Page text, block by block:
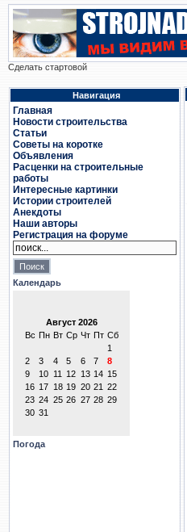
Сделать стартовой
Навигация
Главная
Новости строительства
Статьи
Советы на коротке
Объявления
Расценки на строительные
работы
Интересные картинки
Истории строителей
Анекдоты
Наши авторы
Регистрация на форуме
Календарь
Погода